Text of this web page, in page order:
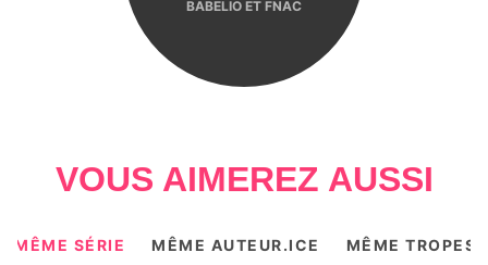
BABELIO ET FNAC
VOUS AIMEREZ AUSSI
MÊME SÉRIE MÊME AUTEUR.ICE MÊME TROPES